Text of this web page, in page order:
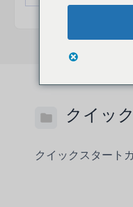
クイッ
クイックスタート